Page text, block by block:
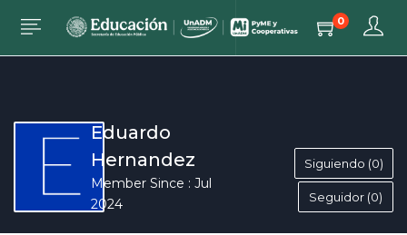
0
Eduardo
Hernandez
Member Since : Jul
2024
Siguiendo (0)
Seguidor (0)